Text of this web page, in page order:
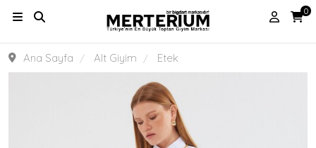
0
Ana Sayfa Alt Giyim Etek